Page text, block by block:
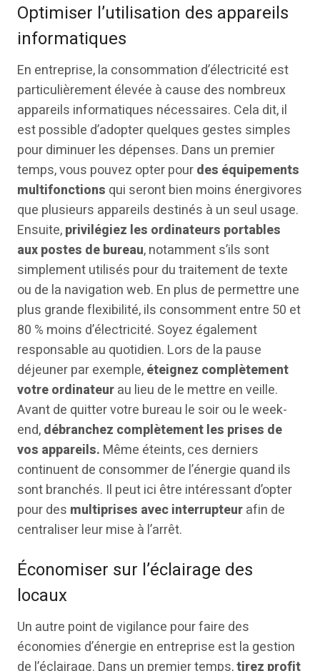
Optimiser l’utilisation des appareils
informatiques
En entreprise, la consommation d’électricité est
particulièrement élevée à cause des nombreux
appareils informatiques nécessaires. Cela dit, il
est possible d’adopter quelques gestes simples
pour diminuer les dépenses. Dans un premier
temps, vous pouvez opter pourdes équipements
multifonctions qui seront bien moins énergivores
que plusieurs appareils destinés à un seul usage.
Ensuite,privilégiez les ordinateurs portables
aux postes de bureau, notamment s’ils sont
simplement utilisés pour du traitement de texte
ou de la navigation web. En plus de permettre une
plus grande flexibilité, ils consomment entre 50 et
80 % moins d’électricité. Soyez également
responsable au quotidien. Lors de la pause
déjeuner par exemple,éteignez complètement
votre ordinateurau lieu de le mettre en veille.
Avant de quitter votre bureau le soir ou le week-
end,débranchez complètement les prises de
vos appareils. Même éteints, ces derniers
continuent de consommer de l’énergie quand ils
sont branchés. Il peut ici être intéressant d’opter
pour des multiprises avec interrupteurafin de
centraliser leur mise à l’arrêt.
Économiser sur l’éclairage des
locaux
Un autre point de vigilance pour faire des
économies d’énergie en entreprise est la gestion
de l’éclairage. Dans un premier temps,tirez profit